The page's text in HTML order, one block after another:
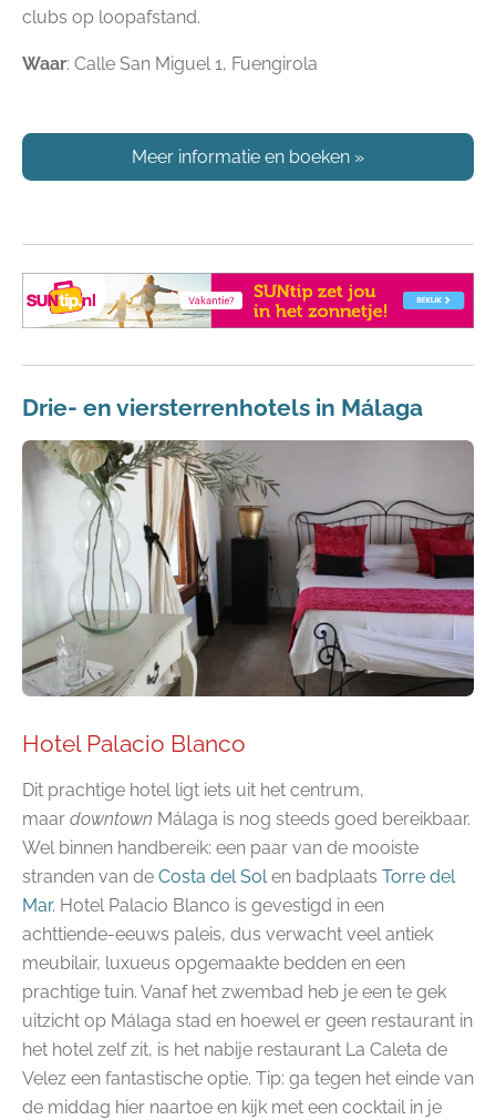
clubs op loopafstand.
Waar: Calle San Miguel 1, Fuengirola
Meer informatie en boeken »
Drie- en viersterrenhotels in Málaga
Hotel Palacio Blanco
Dit prachtige hotel ligt iets uit het centrum,
maar downtown Málaga is nog steeds goed bereikbaar.
Wel binnen handbereik: een paar van de mooiste
stranden van de Costa del Solen badplaats Torre del
Mar. Hotel Palacio Blanco is gevestigd in een
achttiende-eeuws paleis, dus verwacht veel antiek
meubilair, luxueus opgemaakte bedden en een
prachtige tuin. Vanaf het zwembad heb je een te gek
uitzicht op Málaga stad en hoewel er geen restaurant in
het hotel zelf zit, is het nabije restaurant La Caleta de
Velez een fantastische optie. Tip: ga tegen het einde van
de middag hier naartoe en kijk met een cocktail in je